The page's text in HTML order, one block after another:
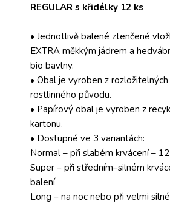
REGULAR s křidélky 12 ks
• Jednotlivě balené ztenčené
EXTRA měkkým jádrem a
bio bavlny.
• Obal je vyroben z
rostlinného původu.
• Papírový obal je vyroben z
kartonu.
• Dostupné ve 3 variantách:
Normal – při slabém krvácení –
Super – při středním–silném
balení
Long – na noc nebo při velmi